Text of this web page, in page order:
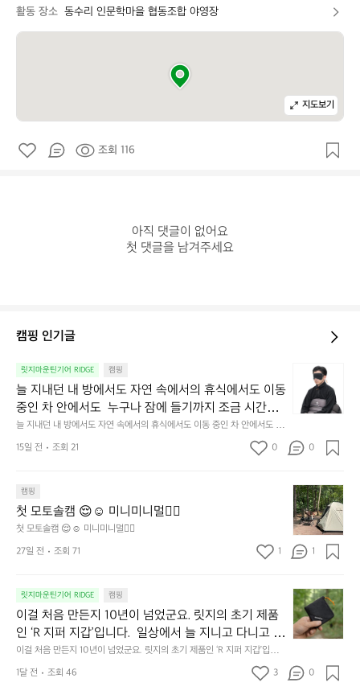
활동 장소 동수리 인문학마을 협동조합 야영장
지도보기
조회 116
아직 댓글이 없어요
첫 댓글을 남겨주세요
캠핑 인기글
릿지마운틴기어 RIDGE 캠핑
늘 지내던 내 방에서도 자연 속에서의 휴식에서도 이동
중인 차 안에서도  누구나 잠에 들기까지 조금 시간이
걸리는 순간이 있습니다.  그럴 때는 차분하게 눈을 가
려보세요. 마치 암막 커튼을 조용히 내리듯이.  Polarte
c® Wind Pro™의 온기가 눈가를 포근히 감싸줍니다.
줍니다.  이 슬립 웜을 쓰는 것만으로 그곳은 나만의 밤
이 됩니다.  안녕히 주무세요.
늘 지내던 내 방에서도 자연 속에서의 휴식에서도 이동 중인 차 안에서도  누
구나 잠에 들기까지 조금 시간이 걸리는 순간이 있습니다.  그럴 때는 차분하
게 눈을 가려보세요. 마치 암막 커튼을 조용히 내리듯이.  Polartec® Wind
밤이 됩니다.  안녕히 주무세요.
내
던
방
도
자
연
속
에
의
휴
식
에
도
이
15일 전 조회 21 0 0
캠핑
첫 모토솔캠 😌☺️ 미니미니멀👌🏼
첫 모토솔캠 😌☺️ 미니미니멀👌🏼
첫
모
토
솔
캠
☺️
미
니
미
멀
👌🏼
27일 전 조회 71 1 1
릿지마운틴기어 RIDGE 캠핑
이걸 처음 만든지 10년이 넘었군요. 릿지의 초기 제품
인 ‘R 지퍼 지갑’입니다.  일상에서 늘 지니고 다니고 싶
어지는 물건에는 크기, 무게, 형태, 색감 사이의 아주 미
묘한 밸런스가 존재합니다.  예를 들자면 일에 집중하
느라 책상 위 가장자리에 대충 걸쳐 놓아도 시야에 걸
이걸 처음 만든지 10년이 넘었군요. 릿지의 초기 제품인 ‘R 지퍼 지갑’입니
다.  일상에서 늘 지니고 다니고 싶어지는 물건에는 크기, 무게, 형태, 색감
사이의 아주 미묘한 밸런스가 존재합니다.  예를 들자면 일에 집중하느라 책
이
걸
처
음
든
1달 전 조회 46 3 0